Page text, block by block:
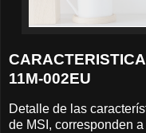
11M-002EU
Detalle de las
de MSI, corresponden